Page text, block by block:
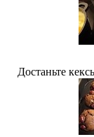
Достаньте